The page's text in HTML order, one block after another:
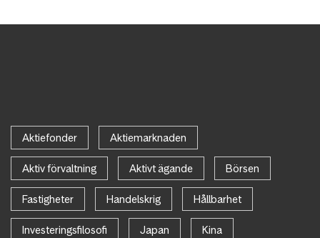
Aktiefonder Aktiemarknaden
Aktiv förvaltning Aktivt ägande Börsen
Fastigheter Handelskrig Hållbarhet
Investeringsfilosofi Japan Kina